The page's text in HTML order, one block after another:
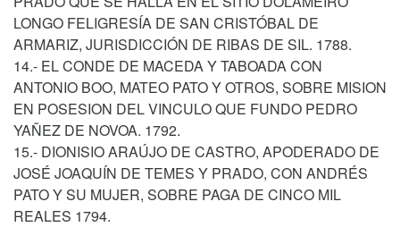
LONGO FELIGRESÍA DE SAN CRISTÓBAL DE
ARMARIZ, JURISDICCIÓN DE RIBAS DE SIL. 1788.
14.- EL CONDE DE MACEDA Y TABOADA CON
ANTONIO BOO, MATEO PATO Y OTROS, SOBRE MISION
EN POSESION DEL VINCULO QUE FUNDO PEDRO
YAÑEZ DE NOVOA. 1792.
15.- DIONISIO ARAÚJO DE CASTRO, APODERADO DE
JOSÉ JOAQUÍN DE TEMES Y PRADO, CON ANDRÉS
PATO Y SU MUJER, SOBRE PAGA DE CINCO MIL
REALES 1794.